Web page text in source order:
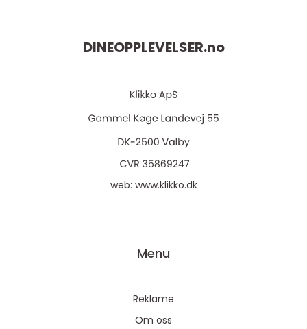
DINEOPPLEVELSER.no
web: www.klikko.dk
Menu
Reklame
Om oss